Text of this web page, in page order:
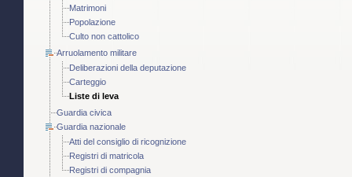
Matrimoni
Popolazione
Culto non cattolico
Arruolamento militare
Deliberazioni della deputazione
Carteggio
Liste di leva
Guardia civica
Guardia nazionale
Atti del consiglio di ricognizione
Registri di matricola
Registri di compagnia